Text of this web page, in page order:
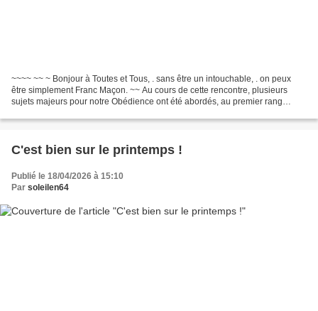
~~~~ ~~ ~ Bonjour à Toutes et Tous, . sans être un intouchable, . on peux
être simplement Franc Maçon. ~~ Au cours de cette rencontre, plusieurs
sujets majeurs pour notre Obédience ont été abordés, au premier rang
C'est bien sur le printemps !
Publié le 18/04/2026 à 15:10
Par soleilen64